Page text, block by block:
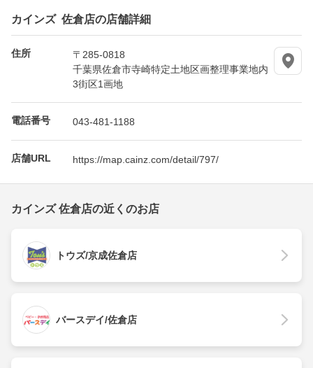
カインズ 佐倉店の店舗詳細
住所
〒285-0818
千葉県佐倉市寺崎特定土地区画整理事業地内
3街区1画地
電話番号 043-481-1188
店舗URL https://map.cainz.com/detail/797/
カインズ 佐倉店の近くのお店
トウズ/京成佐倉店
バースデイ/佐倉店